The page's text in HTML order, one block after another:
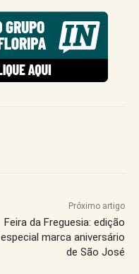
Próximo artigo
Feira da Freguesia: edição
especial marca aniversário
de São José